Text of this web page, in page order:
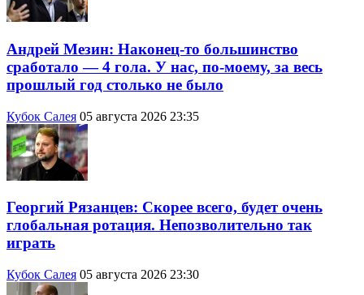
Андрей Мезин: Наконец-то большинство
сработало — 4 гола. У нас, по-моему, за весь
прошлый год столько не было
Кубок Салея 05 августа 2026 23:35
Георгий Рязанцев: Скорее всего, будет очень
глобальная ротация. Непозволительно так
играть
Кубок Салея 05 августа 2026 23:30